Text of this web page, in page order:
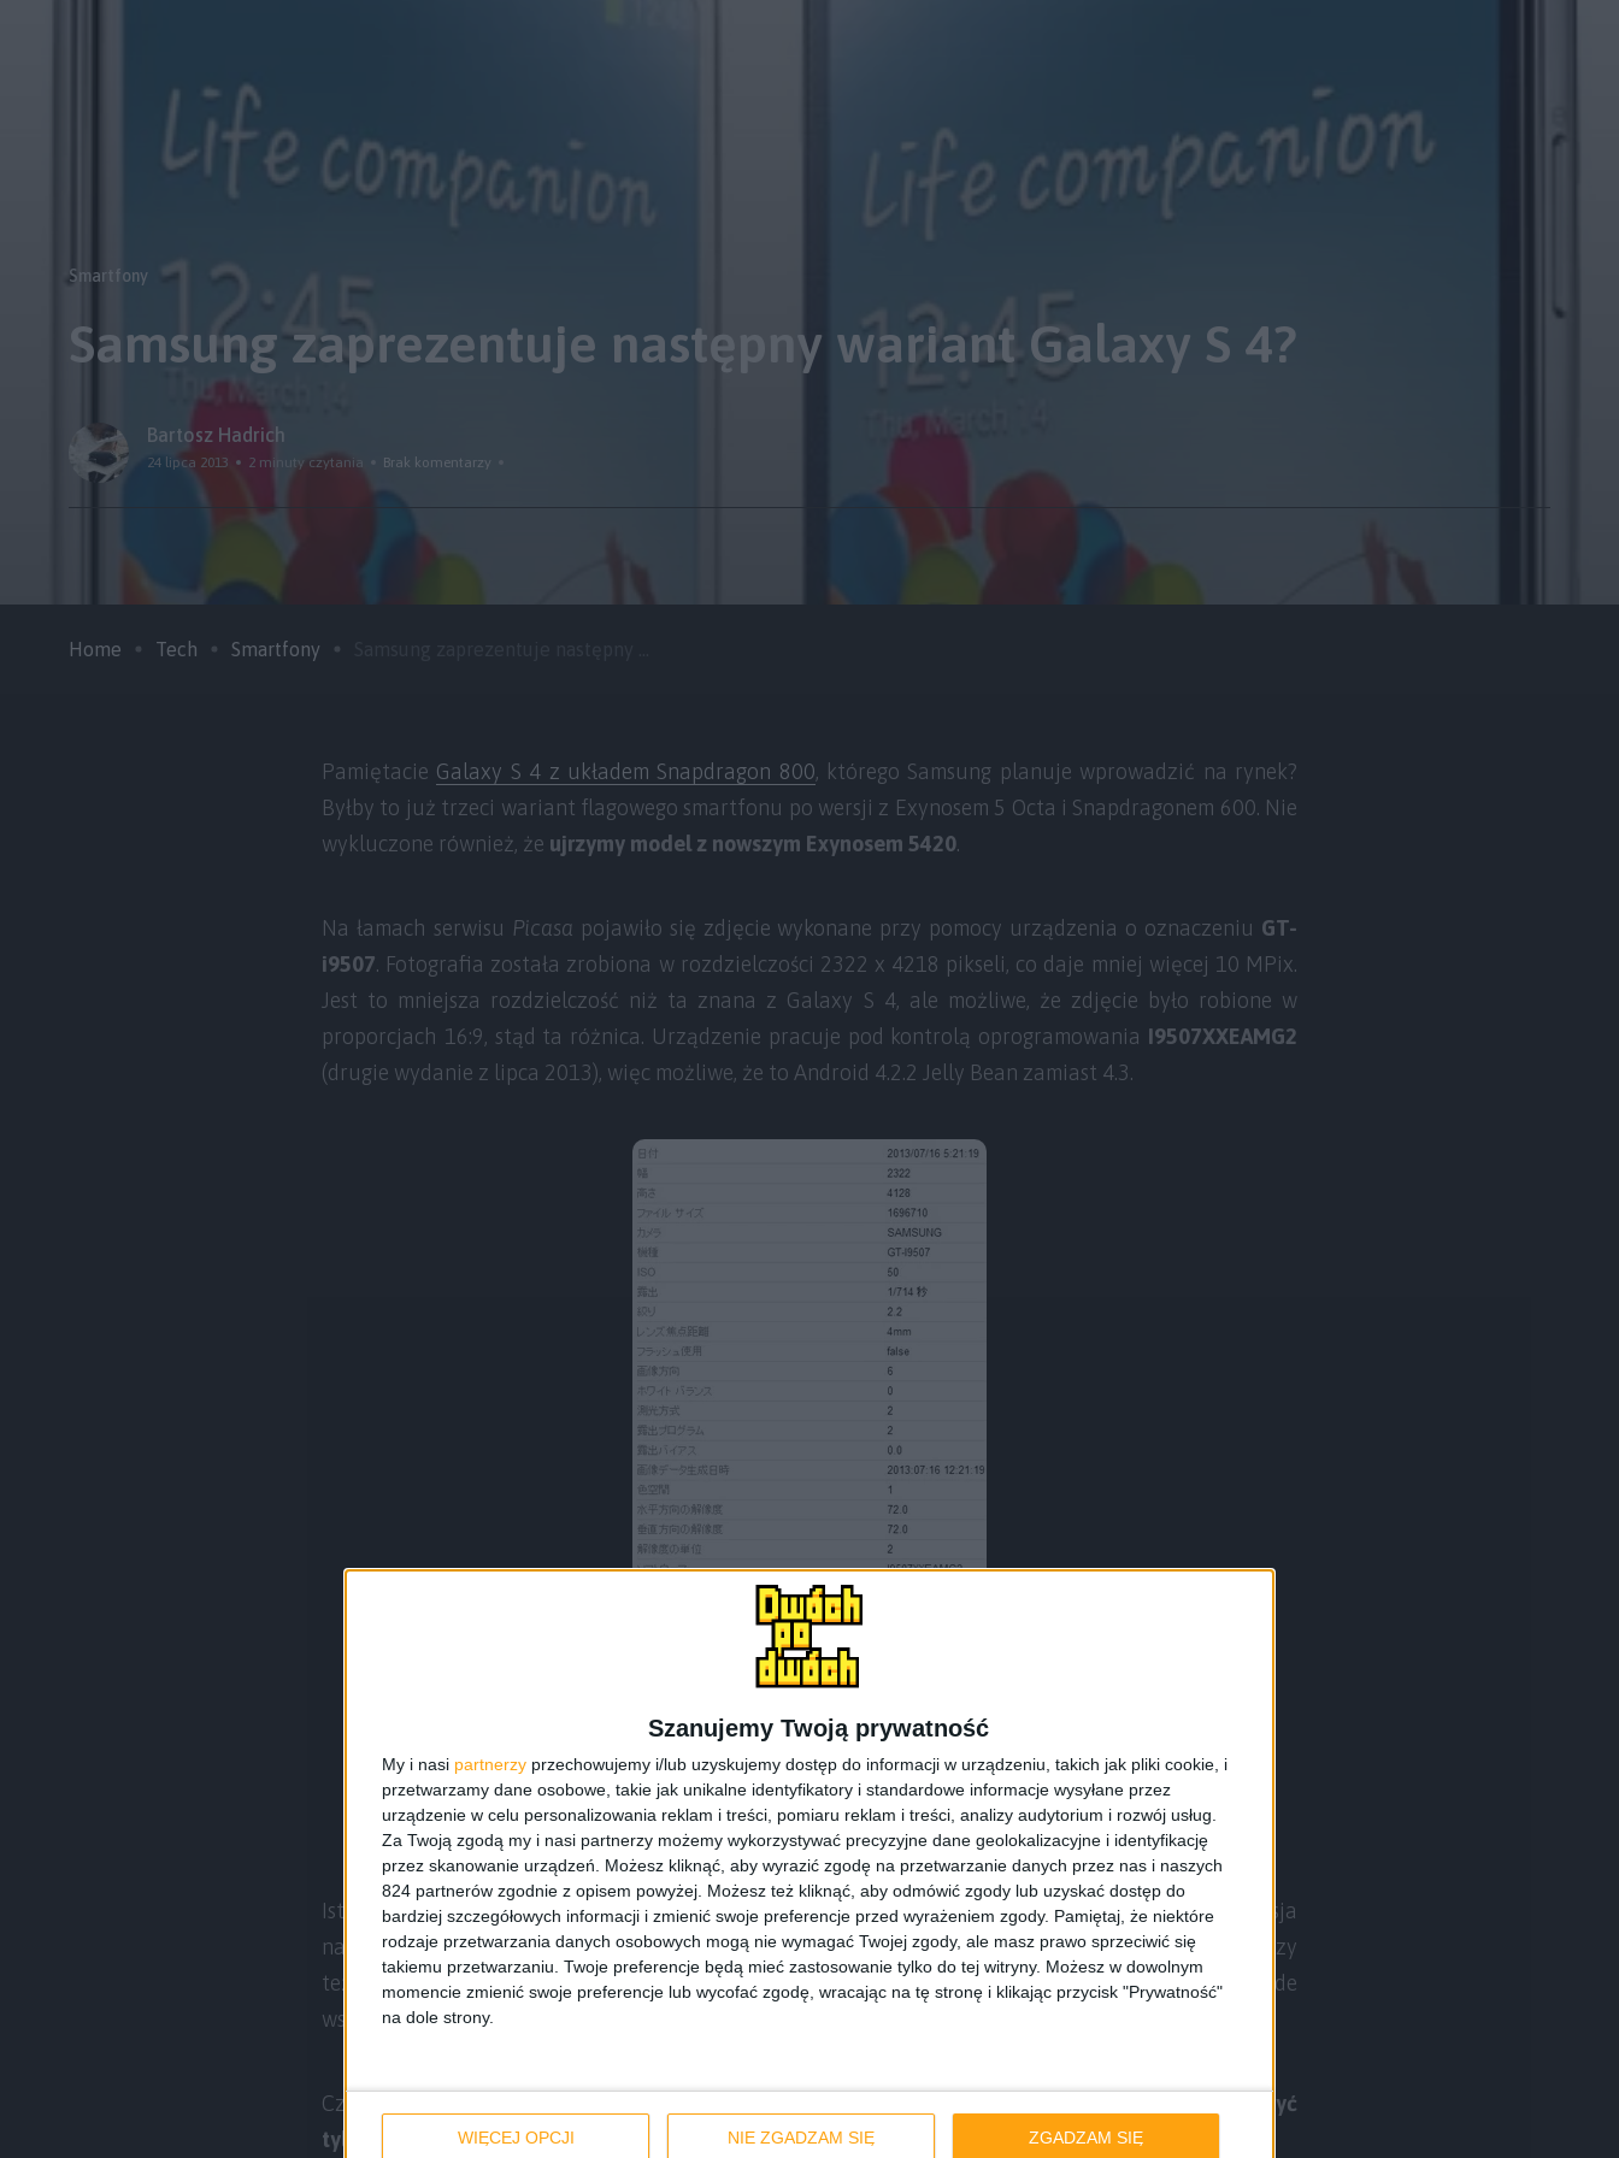
Szanujemy Twoją prywatność
My i nasi partnerzy przechowujemy i/lub uzyskujemy dostęp do informacji w urządzeniu, takich jak pliki cookie, i
przetwarzamy dane osobowe, takie jak unikalne identyfikatory i standardowe informacje wysyłane przez
urządzenie w celu personalizowania reklam i treści, pomiaru reklam i treści, analizy audytorium i rozwój usług.
Za Twoją zgodą my i nasi partnerzy możemy wykorzystywać precyzyjne dane geolokalizacyjne i identyfikację
przez skanowanie urządzeń. Możesz kliknąć, aby wyrazić zgodę na przetwarzanie danych przez nas i naszych
824 partnerów zgodnie z opisem powyżej. Możesz też kliknąć, aby odmówić zgody lub uzyskać dostęp do
bardziej szczegółowych informacji i zmienić swoje preferencje przed wyrażeniem zgody. Pamiętaj, że niektóre
rodzaje przetwarzania danych osobowych mogą nie wymagać Twojej zgody, ale masz prawo sprzeciwić się
takiemu przetwarzaniu. Twoje preferencje będą mieć zastosowanie tylko do tej witryny. Możesz w dowolnym
momencie zmienić swoje preferencje lub wycofać zgodę, wracając na tę stronę i klikając przycisk "Prywatność"
na dole strony.
WIĘCEJ OPCJI NIE ZGADZAM SIĘ ZGADZAM SIĘ
Smartfony
Samsung zaprezentuje następny wariant Galaxy S 4?
Bartosz Hadrich
24 lipca 2013 2 minuty czytania Brak komentarzy
Home Tech Smartfony
Pamiętacie Galaxy S 4 z układem Snapdragon 800, którego Samsung planuje wprowadzić na rynek?
Byłby to już trzeci wariant flagowego smartfonu po wersji z Exynosem 5 Octa i Snapdragonem 600. Nie
wykluczone również, że ujrzymy model z nowszym Exynosem 5420.
Na łamach serwisu Picasa pojawiło się zdjęcie wykonane przy pomocy urządzenia o oznaczeniu GT-
i9507. Fotografia została zrobiona w rozdzielczości 2322 x 4218 pikseli, co daje mniej więcej 10 MPix.
Jest to mniejsza rozdzielczość niż ta znana z Galaxy S 4, ale możliwe, że zdjęcie było robione w
proporcjach 16:9, stąd ta różnica. Urządzenie pracuje pod kontrolą oprogramowania I9507XXEAMG2
(drugie wydanie z lipca 2013), więc możliwe, że to Android 4.2.2 Jelly Bean zamiast 4.3.
Dane zdjęcia [źródło: SamMobile]
Istnieje możliwość, że będzie to odmiana Galaxy S 4 LTE-A, ale ze slotem na dwie karty SIM bądź wersja
na przeznaczona na jakiś konkretny rynek. Nie ma pewności czy urządzenie rzeczywiście się pojawi czy
też nie, bo dane EXIF zdjęcia, którego nawet nie możemy zobaczyć nic nam nie mówią, przede
wszystkim ze względu na możliwość ich edycji bez żadnego problemu.
Czy potrzebna jest piąta odmiana Galaxy S 4? Według mnie nie, bo
flagowy smartfon powinien być
tylko jeden